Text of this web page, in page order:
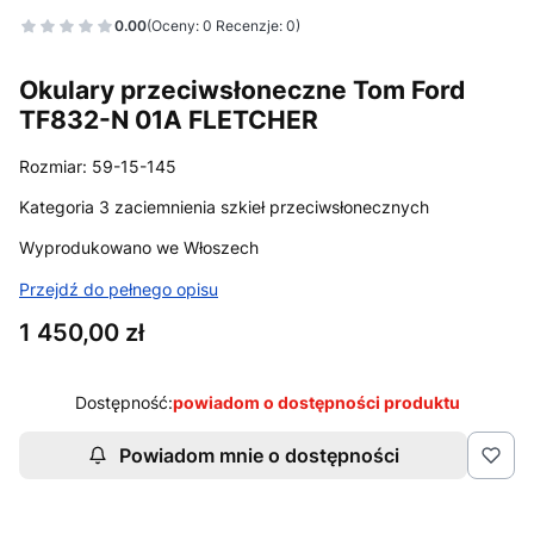
0.00(Oceny: 0 Recenzje: 0)
Okulary przeciwsłoneczne Tom Ford
TF832-N 01A FLETCHER
Rozmiar: 59-15-145
Kategoria 3 zaciemnienia szkieł przeciwsłonecznych
Wyprodukowano we Włoszech
Przejdź do pełnego opisu
Cena
1 450,00 zł
Dostępność:powiadom o dostępności produktu
Powiadom mnie o dostępności